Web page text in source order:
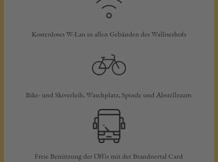
Kostenloses W-Lan in allen Gebäuden des Walliserhofs
Bike- und Skiverleih, Waschplatz, Spinde und Abstellraum
Freie Benützung der Öffis mit der Brandnertal Card